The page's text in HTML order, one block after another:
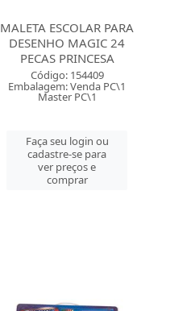
MALETA ESCOLAR PARA
DESENHO MAGIC 24
PECAS PRINCESA
Código: 154409
Embalagem: Venda PC\1
Master PC\1
Faça seu login ou
cadastre-se para
ver preços e
comprar